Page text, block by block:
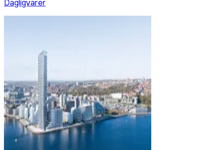
Dagligvarer